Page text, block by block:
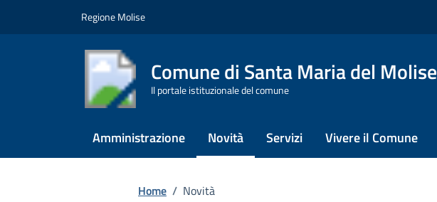
Regione Molise
Comune di Santa Maria del Molise
Il portale istituzionale del comune
Amministrazione Novità Servizi Vivere il Comune
Home / Novità